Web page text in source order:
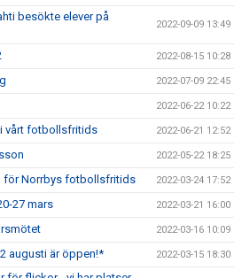
besökte elever på
2022-09-09 13:49
2022-08-15 10:28
2022-07-09 22:45
2022-06-22 10:22
vårt fotbollsfritids 2022-06-21 12:52
2022-05-22 18:25
för Norrbys fotbollsfritids 2022-03-24 17:52
27 mars 2022-03-21 16:00
2022-03-16 10:09
augusti är öppen!* 2022-03-15 18:30